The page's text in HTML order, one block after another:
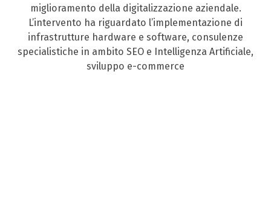
miglioramento della digitalizzazione aziendale.
L’intervento ha riguardato l’implementazione di
infrastrutture hardware e software, consulenze
specialistiche in ambito SEO e Intelligenza Artificiale,
sviluppo e-commerce